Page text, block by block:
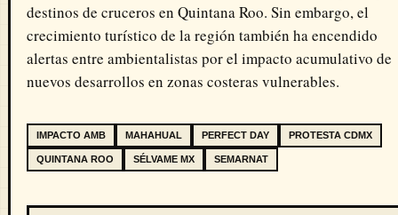
destinos de cruceros en Quintana Roo. Sin embargo, el
crecimiento turístico de la región también ha encendido
alertas entre ambientalistas por el impacto acumulativo de
nuevos desarrollos en zonas costeras vulnerables.
IMPACTO AMB MAHAHUAL PERFECT DAY PROTESTA CDMX
QUINTANA ROO SÉLVAME MX SEMARNAT